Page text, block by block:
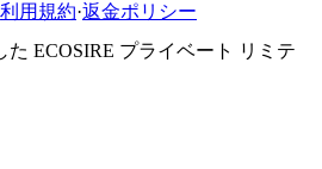
利用規約·返金ポリシー
た ECOSIRE プライベート リミテ